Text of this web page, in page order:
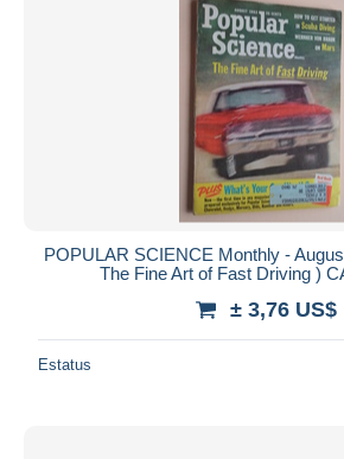
POPULAR SCIENCE Monthly -
The Fine Art of Fast Driving )
± 3,76 US$
Estatus